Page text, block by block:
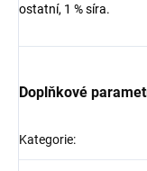
ostatní, 1 % síra.
Doplňkové
Kategorie: